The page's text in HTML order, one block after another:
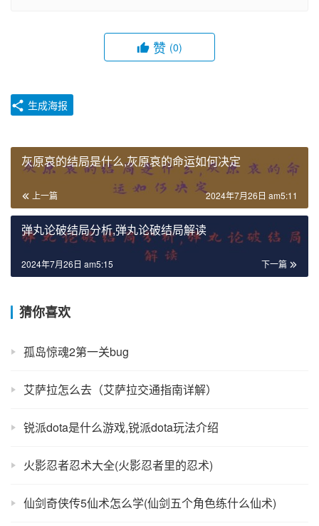
赞 (0)
生成海报
灰原哀的结局是什么,灰原哀的命运如何决定
上一篇 2024年7月26日 am5:11
弹丸论破结局分析,弹丸论破结局解读
下一篇
2024年7月26日 am5:15
猜你喜欢
孤岛惊魂2第一关bug
艾萨拉怎么去（艾萨拉交通指南详解）
锐派dota是什么游戏,锐派dota玩法介绍
火影忍者忍术大全(火影忍者里的忍术)
仙剑奇侠传5仙术怎么学(仙剑五个角色练什么仙术)